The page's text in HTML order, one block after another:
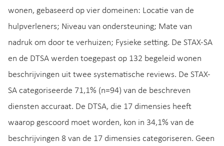
wonen, gebaseerd op vier domeinen: Locatie van de
hulpverleners; Niveau van ondersteuning; Mate van
nadruk om door te verhuizen; Fysieke setting. De STAX-SA
en de DTSA werden toegepast op 132 begeleid wonen
beschrijvingen uit twee systematische reviews. De STAX-
SA categoriseerde 71,1% (n=94) van de beschreven
diensten accuraat. De DTSA, die 17 dimensies heeft
waarop gescoord moet worden, kon in 34,1% van de
beschrijvingen 8 van de 17 dimensies categoriseren. Geen